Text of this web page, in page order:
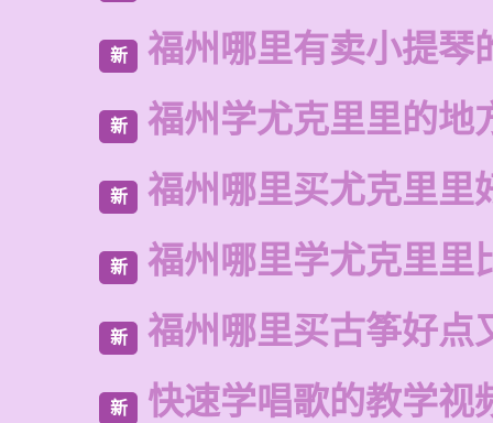
新 福州哪里有卖小提琴
新 福州学尤克里里的地
新 福州哪里买尤克里里
新 福州哪里学尤克里里
新 福州哪里买古筝好点
新 快速学唱歌的教学视